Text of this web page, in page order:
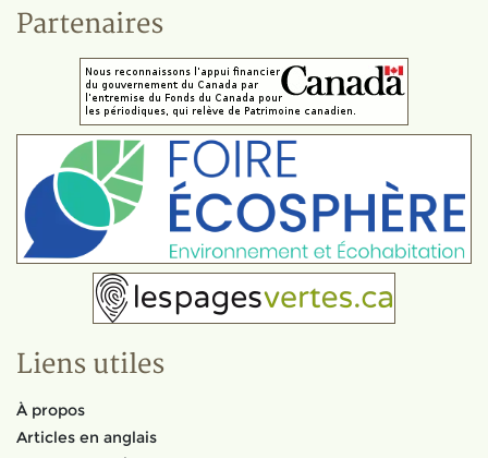
Partenaires
Liens utiles
À propos
Articles en anglais